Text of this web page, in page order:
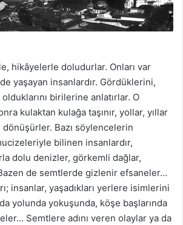
hikâyelerle doludurlar. Onları var
yaşayan insanlardır. Gördüklerini,
olduklarını birilerine anlatırlar. O
kulaktan kulağa taşınır, yollar, yıllar
Bazı söylencelerin
bilinen insanlardır,
dolu denizler, görkemli dağlar,
de semtlerde gizlenir efsaneler…
insanlar, yaşadıkları yerlere isimlerini
yolunda yokuşunda, köşe başlarında
Semtlere adını veren olaylar ya da